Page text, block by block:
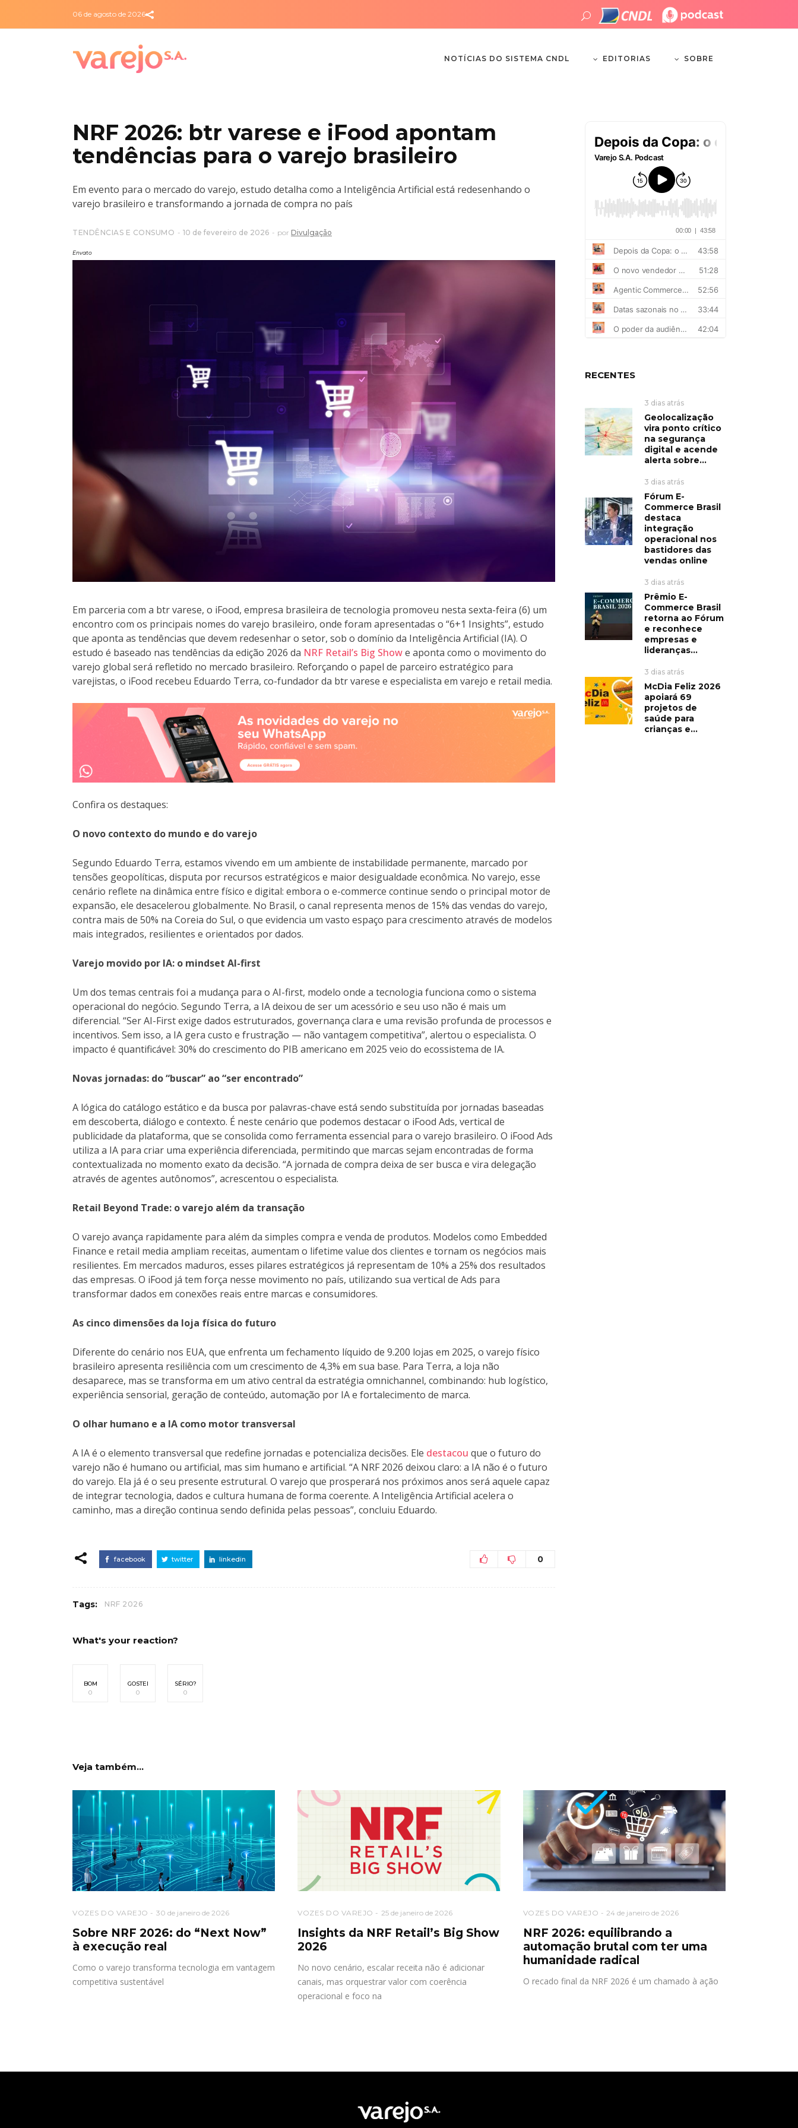
06 de agosto de 2026
NOTÍCIAS DO SISTEMA CNDL EDITORIAS SOBRE
NRF 2026: btr varese e iFood apontam
tendências para o varejo brasileiro
Em evento para o mercado do varejo, estudo detalha como a Inteligência Artificial está redesenhando o
varejo brasileiro e transformando a jornada de compra no país
TENDÊNCIAS E CONSUMO 10 de fevereiro de 2026 por Divulgação
Envato
Em parceria com a btr varese, o iFood, empresa brasileira de tecnologia promoveu nesta sexta-feira (6) um
encontro com os principais nomes do varejo brasileiro, onde foram apresentadas o “6+1 Insights”, estudo
que aponta as tendências que devem redesenhar o setor, sob o domínio da Inteligência Artificial (IA). O
estudo é baseado nas tendências da edição 2026 da NRF Retail’s Big Showe aponta como o movimento do
varejo global será refletido no mercado brasileiro. Reforçando o papel de parceiro estratégico para
varejistas, o iFood recebeu Eduardo Terra, co-fundador da btr varese e especialista em varejo e retail media.
Confira os destaques:
O novo contexto do mundo e do varejo
Segundo Eduardo Terra, estamos vivendo em um ambiente de instabilidade permanente, marcado por
tensões geopolíticas, disputa por recursos estratégicos e maior desigualdade econômica. No varejo, esse
cenário reflete na dinâmica entre físico e digital: embora o e-commerce continue sendo o principal motor de
expansão, ele desacelerou globalmente. No Brasil, o canal representa menos de 15% das vendas do varejo,
contra mais de 50% na Coreia do Sul, o que evidencia um vasto espaço para crescimento através de modelos
mais integrados, resilientes e orientados por dados.
Varejo movido por IA: o mindset AI-first
Um dos temas centrais foi a mudança para o AI-first, modelo onde a tecnologia funciona como o sistema
operacional do negócio. Segundo Terra, a IA deixou de ser um acessório e seu uso não é mais um
diferencial. “Ser AI-First exige dados estruturados, governança clara e uma revisão profunda de processos e
incentivos. Sem isso, a IA gera custo e frustração — não vantagem competitiva”, alertou o especialista. O
impacto é quantificável: 30% do crescimento do PIB americano em 2025 veio do ecossistema de IA.
Novas jornadas: do “buscar” ao “ser encontrado”
A lógica do catálogo estático e da busca por palavras-chave está sendo substituída por jornadas baseadas
em descoberta, diálogo e contexto. É neste cenário que podemos destacar o iFood Ads, vertical de
publicidade da plataforma, que se consolida como ferramenta essencial para o varejo brasileiro. O iFood Ads
utiliza a IA para criar uma experiência diferenciada, permitindo que marcas sejam encontradas de forma
contextualizada no momento exato da decisão. “A jornada de compra deixa de ser busca e vira delegação
através de agentes autônomos”, acrescentou o especialista.
Retail Beyond Trade: o varejo além da transação
O varejo avança rapidamente para além da simples compra e venda de produtos. Modelos como Embedded
Finance e retail media ampliam receitas, aumentam o lifetime value dos clientes e tornam os negócios mais
resilientes. Em mercados maduros, esses pilares estratégicos já representam de 10% a 25% dos resultados
das empresas. O iFood já tem força nesse movimento no país, utilizando sua vertical de Ads para
transformar dados em conexões reais entre marcas e consumidores.
As cinco dimensões da loja física do futuro
Diferente do cenário nos EUA, que enfrenta um fechamento líquido de 9.200 lojas em 2025, o varejo físico
brasileiro apresenta resiliência com um crescimento de 4,3% em sua base. Para Terra, a loja não
desaparece, mas se transforma em um ativo central da estratégia omnichannel, combinando: hub logístico,
experiência sensorial, geração de conteúdo, automação por IA e fortalecimento de marca.
O olhar humano e a IA como motor transversal
A IA é o elemento transversal que redefine jornadas e potencializa decisões. Ele destacou que o futuro do
varejo não é humano ou artificial, mas sim humano e artificial. “A NRF 2026 deixou claro: a IA não é o futuro
do varejo. Ela já é o seu presente estrutural. O varejo que prosperará nos próximos anos será aquele capaz
de integrar tecnologia, dados e cultura humana de forma coerente. A Inteligência Artificial acelera o
caminho, mas a direção continua sendo definida pelas pessoas”, concluiu Eduardo.
facebook twitter linkedin 0
Tags: NRF 2026
What's your reaction?
BOM
0
GOSTEI
0
SÉRIO?
0
RECENTES
3 dias atrás
Geolocalização
vira ponto crítico
na segurança
digital e acende
alerta sobre...
3 dias atrás
Fórum E-
Commerce Brasil
destaca
integração
operacional nos
bastidores das
vendas online
3 dias atrás
Prêmio E-
Commerce Brasil
retorna ao Fórum
e reconhece
empresas e
lideranças...
3 dias atrás
McDia Feliz 2026
apoiará 69
projetos de
saúde para
crianças e...
Veja também...
VOZES DO VAREJO 30 de janeiro de 2026
Sobre NRF 2026: do “Next Now”
à execução real
Como o varejo transforma tecnologia em vantagem
competitiva sustentável
VOZES DO VAREJO 25 de janeiro de 2026
Insights da NRF Retail’s Big Show
2026
No novo cenário, escalar receita não é adicionar
canais, mas orquestrar valor com coerência
operacional e foco na
VOZES DO VAREJO 24 de janeiro de 2026
NRF 2026: equilibrando a
automação brutal com ter uma
humanidade radical
O recado final da NRF 2026 é um chamado à ação